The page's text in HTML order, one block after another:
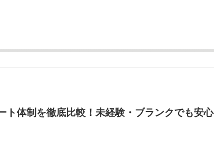
ト体制を徹底比較！未経験・ブランクでも安心